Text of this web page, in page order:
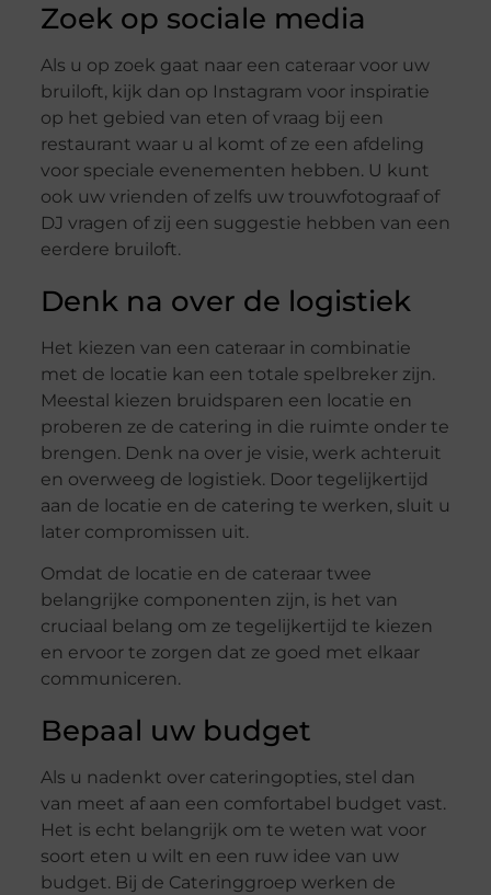
Zoek op sociale media
Als u op zoek gaat naar een cateraar voor uw
bruiloft, kijk dan op Instagram voor inspiratie
op het gebied van eten of vraag bij een
restaurant waar u al komt of ze een afdeling
voor speciale evenementen hebben. U kunt
ook uw vrienden of zelfs uw trouwfotograaf of
DJ vragen of zij een suggestie hebben van een
eerdere bruiloft.
Denk na over de logistiek
Het kiezen van een cateraar in combinatie
met de locatie kan een totale spelbreker zijn.
Meestal kiezen bruidsparen een locatie en
proberen ze de catering in die ruimte onder te
brengen. Denk na over je visie, werk achteruit
en overweeg de logistiek. Door tegelijkertijd
aan de locatie en de catering te werken, sluit u
later compromissen uit.
Omdat de locatie en de cateraar twee
belangrijke componenten zijn, is het van
cruciaal belang om ze tegelijkertijd te kiezen
en ervoor te zorgen dat ze goed met elkaar
communiceren.
Bepaal uw budget
Als u nadenkt over cateringopties, stel dan
van meet af aan een comfortabel budget vast.
Het is echt belangrijk om te weten wat voor
soort eten u wilt en een ruw idee van uw
budget. Bij de Cateringgroep werken de